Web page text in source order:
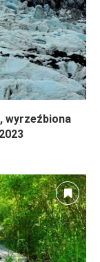
wyrzeźbiona